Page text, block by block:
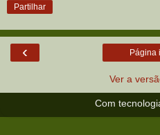
Partilhar
‹ Página
Ver a
Com